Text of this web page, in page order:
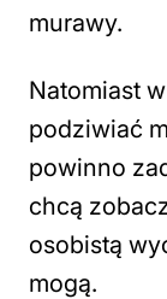
murawy.
Natomiast
podziwiać
powinno
chcą
osobistą
mogą.